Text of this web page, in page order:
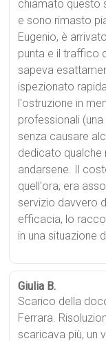
chiamato questo
e sono rimasto
Eugenio, è
punta e il traffico
sapeva
ispezionato
l'ostruzione in
professionali
senza causare
dedicato qualche
andarsene. Il
quell'ora, era
servizio davvero
efficacia, lo
in una situazione
Giulia B.
Scarico della
Ferrara.
scaricava più, un